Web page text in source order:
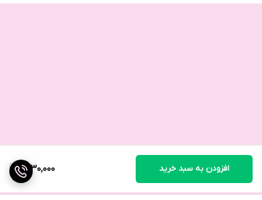
1,730,000 افزودن به سبد خرید